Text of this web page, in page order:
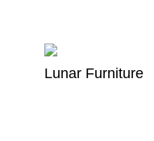
Lunar Furniture